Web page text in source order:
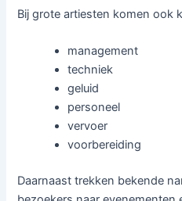
Bij grote artiesten komen ook
management
techniek
geluid
personeel
vervoer
voorbereiding
Daarnaast trekken bekende